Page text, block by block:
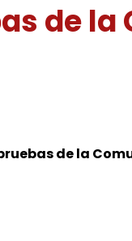
de
de la